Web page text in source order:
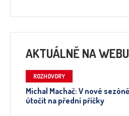
AKTUÁLNĚ NA WEBU
ROZHOVORY
Michal Machač: V nové
útočit na přední příčky